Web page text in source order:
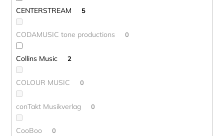
CENTERSTREAM 5
CODAMUSIC tone productions 0
Collins Music 2
COLOUR MUSIC 0
conTakt Musikverlag 0
CooBoo 0